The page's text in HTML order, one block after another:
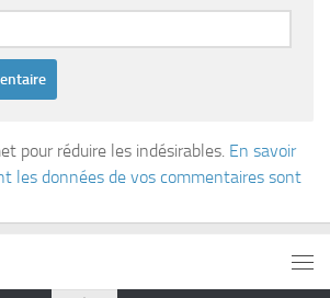
pour réduire les indésirables. En savoir
les données de vos commentaires sont